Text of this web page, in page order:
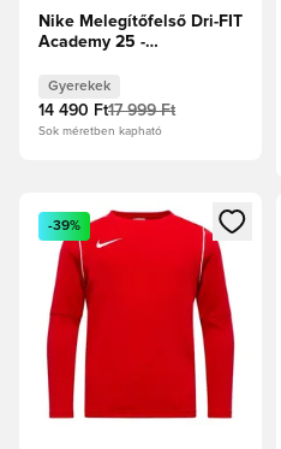
Nike Melegítőfelső Dri-FIT
Academy 25 -
Gyerek
Gyerekek
14 490 Ft17 999 Ft
Sok méretben kapható
Megnyit egy modált a
-39%